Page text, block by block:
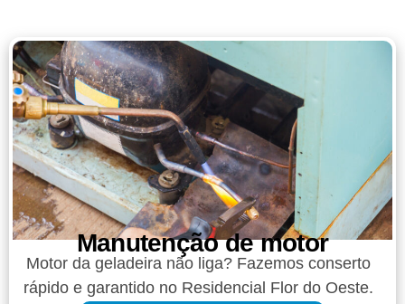
Manutenção de motor
Motor da geladeira não liga? Fazemos conserto
rápido e garantido no Residencial Flor do Oeste.